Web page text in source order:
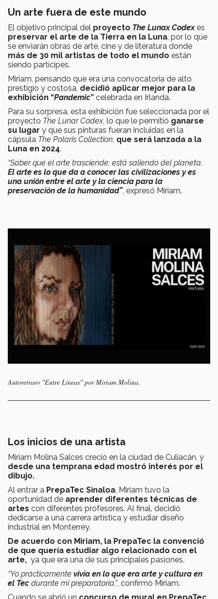
Un arte fuera de este mundo
El objetivo principal del proyecto The Lunax Codexes
preservar el arte de la Tierra en la Luna , por lo que
se enviarán obras de arte, cine y de literatura donde
más de 30 mil artistas de todo el mundo están
siendo partícipes.
Miriam, pensando que era una convocatoria de alto
prestigio y costosa, decidió aplicar mejor para la
exhibición “Pandemic” celebrada en Irlanda.
Para su sorpresa, esta exhibición fue seleccionada por el
proyecto The Lunar Codex, lo que le permitió ganarse
su lugar y que sus pinturas fueran incluidas en la
cápsula The Polaris Collection, que será lanzada a la
Luna en 2024.
“Saber que el arte trasciende, está saliendo del planeta.
El arte es lo que da a conocer las civilizaciones y es
una unión entre el arte y la ciencia para la
preservación de la humanidad”, expresó Miriam.
Autoretraro "Entre Líneas" por Miriam Molina.
Los inicios de una artista
Miriam Molina Salces creció en la ciudad de Culiacán, y
desde una temprana edad mostró interés por el
dibujo.
Al entrar a PrepaTec Sinaloa, Miriam tuvo la
oportunidad de aprender diferentes técnicas de
artes con diferentes profesores. Al final, decidió
dedicarse a una carrera artística y estudiar diseño
industrial en Monterrey.
De acuerdo con Miriam, la PrepaTec la convenció
de que quería estudiar algo relacionado con el
arte, ya que era una de sus principales pasiones.
“Yo prácticamente vivía en lo que era arte y cultura en
el Tec durante mi preparatoria.”, confirmó Miriam.